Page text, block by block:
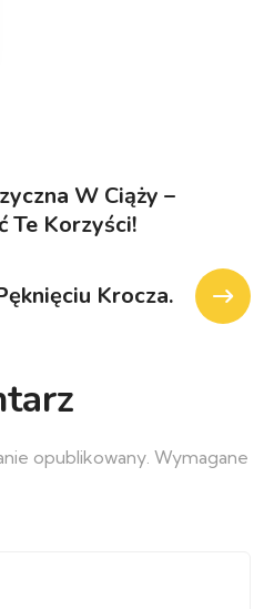
W Ciąży –
Te Korzyści!
Krocza.
opublikowany. Wymagane